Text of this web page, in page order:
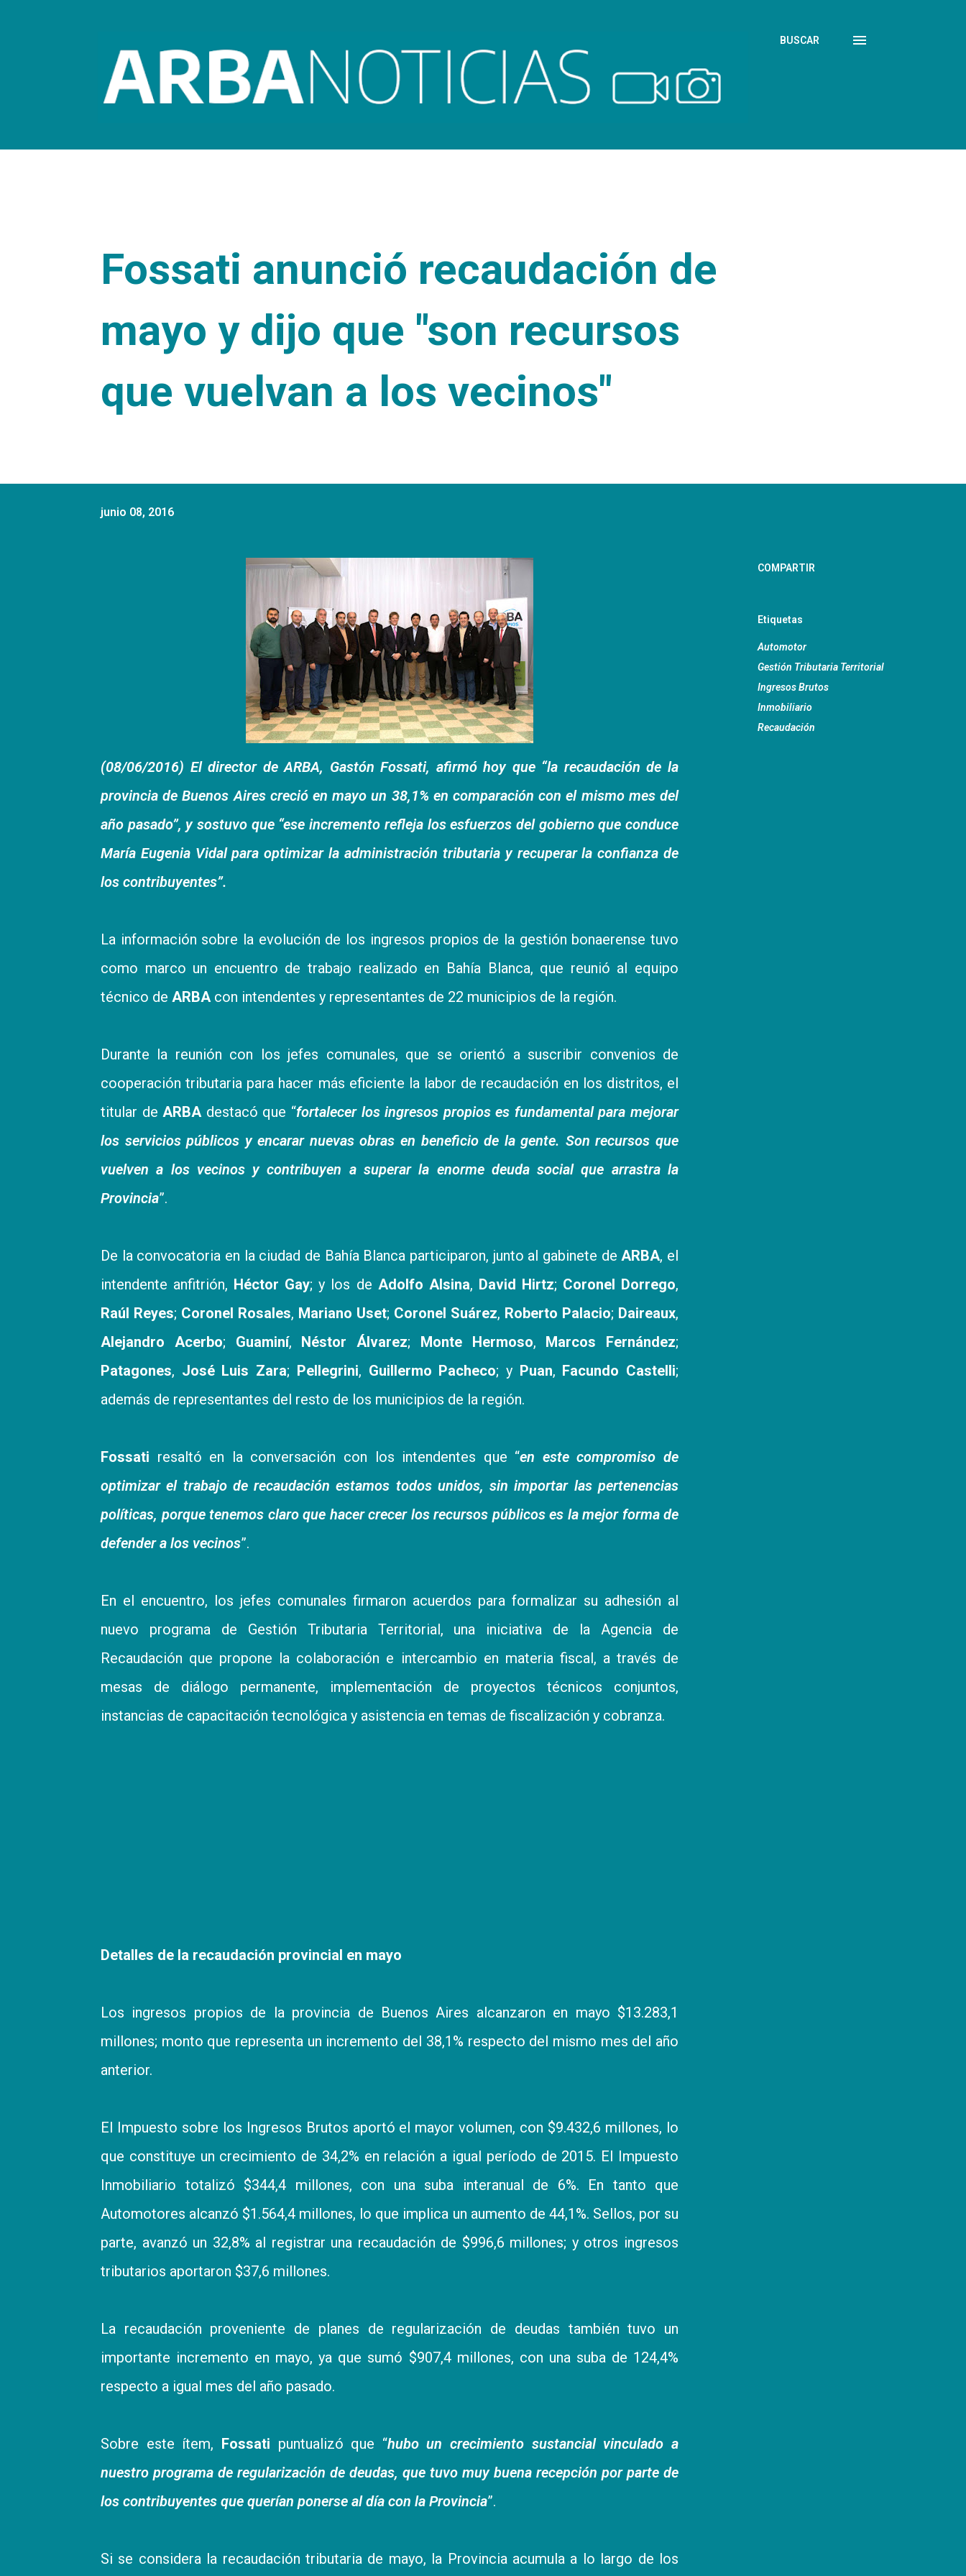
BUSCAR
Fossati anunció recaudación de
mayo y dijo que "son recursos
que vuelvan a los vecinos"
junio 08, 2016
(08/06/2016) El director de ARBA, Gastón Fossati, afirmó hoy que “la recaudación de la
provincia de Buenos Aires creció en mayo un 38,1% en comparación con el mismo mes del
año pasado”, y sostuvo que “ese incremento refleja los esfuerzos del gobierno que conduce
María Eugenia Vidal para optimizar la administración tributaria y recuperar la confianza de
los contribuyentes”.
La información sobre la evolución de los ingresos propios de la gestión bonaerense tuvo
como marco un encuentro de trabajo realizado en Bahía Blanca, que reunió al equipo
técnico de ARBA con intendentes y representantes de 22 municipios de la región.
Durante la reunión con los jefes comunales, que se orientó a suscribir convenios de
cooperación tributaria para hacer más eficiente la labor de recaudación en los distritos, el
titular de ARBA destacó que “fortalecer los ingresos propios es fundamental para mejorar
los servicios públicos y encarar nuevas obras en beneficio de la gente. Son recursos que
vuelven a los vecinos y contribuyen a superar la enorme deuda social que arrastra la
Provincia”.
De la convocatoria en la ciudad de Bahía Blanca participaron, junto al gabinete de ARBA, el
intendente anfitrión, Héctor Gay; y los de Adolfo Alsina, David Hirtz; Coronel Dorrego,
Raúl Reyes; Coronel Rosales, Mariano Uset; Coronel Suárez, Roberto Palacio; Daireaux,
Alejandro Acerbo; Guaminí, Néstor Álvarez; Monte Hermoso, Marcos Fernández;
Patagones, José Luis Zara; Pellegrini, Guillermo Pacheco; y Puan, Facundo Castelli;
además de representantes del resto de los municipios de la región.
Fossati resaltó en la conversación con los intendentes que “en este compromiso de
optimizar el trabajo de recaudación estamos todos unidos, sin importar las pertenencias
políticas, porque tenemos claro que hacer crecer los recursos públicos es la mejor forma de
defender a los vecinos”.
En el encuentro, los jefes comunales firmaron acuerdos para formalizar su adhesión al
nuevo programa de Gestión Tributaria Territorial, una iniciativa de la Agencia de
Recaudación que propone la colaboración e intercambio en materia fiscal, a través de
mesas de diálogo permanente, implementación de proyectos técnicos conjuntos,
instancias de capacitación tecnológica y asistencia en temas de fiscalización y cobranza.
Detalles de la recaudación provincial en mayo
Los ingresos propios de la provincia de Buenos Aires alcanzaron en mayo $13.283,1
millones; monto que representa un incremento del 38,1% respecto del mismo mes del año
anterior.
El Impuesto sobre los Ingresos Brutos aportó el mayor volumen, con $9.432,6 millones, lo
que constituye un crecimiento de 34,2% en relación a igual período de 2015. El Impuesto
Inmobiliario totalizó $344,4 millones, con una suba interanual de 6%. En tanto que
Automotores alcanzó $1.564,4 millones, lo que implica un aumento de 44,1%. Sellos, por su
parte, avanzó un 32,8% al registrar una recaudación de $996,6 millones; y otros ingresos
tributarios aportaron $37,6 millones.
La recaudación proveniente de planes de regularización de deudas también tuvo un
importante incremento en mayo, ya que sumó $907,4 millones, con una suba de 124,4%
respecto a igual mes del año pasado.
Sobre este ítem, Fossati puntualizó que “hubo un crecimiento sustancial vinculado a
nuestro programa de regularización de deudas, que tuvo muy buena recepción por parte de
los contribuyentes que querían ponerse al día con la Provincia”.
Si se considera la recaudación tributaria de mayo, la Provincia acumula a lo largo de los
COMPARTIR
Etiquetas
Automotor
Gestión Tributaria Territorial
Ingresos Brutos
Inmobiliario
Recaudación